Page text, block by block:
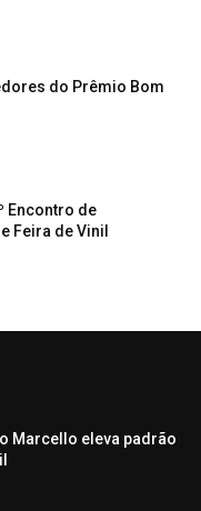
do Prêmio Bom
Encontro de
Feira de Vinil
Marcello eleva padrão